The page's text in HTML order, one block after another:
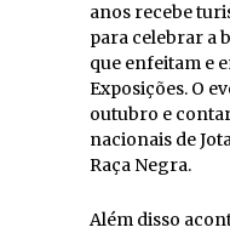
anos recebe
para celebrar a
que enfeitam e
Exposições. O
outubro e
nacionais de
Raça Negra.
Além disso